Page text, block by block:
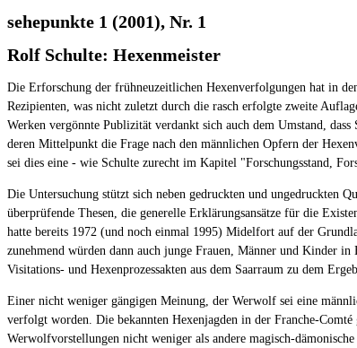
sehepunkte 1 (2001), Nr. 1
Rolf Schulte: Hexenmeister
Die Erforschung der frühneuzeitlichen Hexenverfolgungen hat in
Rezipienten, was nicht zuletzt durch die rasch erfolgte zweite
Werken vergönnte Publizität verdankt sich auch dem Umstand,
deren Mittelpunkt die Frage nach den männlichen Opfern der
sei dies eine - wie Schulte zurecht im Kapitel "Forschungsstand,
Die Untersuchung stützt sich neben gedruckten und ungedruckten
überprüfende Thesen, die generelle Erklärungsansätze für die
hatte bereits 1972 (und noch einmal 1995) Midelfort auf der
zunehmend würden dann auch junge Frauen, Männer und Kinder
Visitations- und Hexenprozessakten aus dem Saarraum zu dem
Einer nicht weniger gängigen Meinung, der Werwolf sei eine
verfolgt worden. Die bekannten Hexenjagden in der Franche-
Werwolfvorstellungen nicht weniger als andere magisch-